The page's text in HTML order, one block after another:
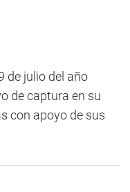
de julio del año
de captura en su
con apoyo de sus